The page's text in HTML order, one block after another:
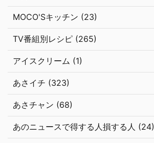
MOCO'Sキッチン (23)
TV番組別レシピ (265)
アイスクリーム (1)
あさイチ (323)
あさチャン (68)
あのニュースで得する人損する人 (24)